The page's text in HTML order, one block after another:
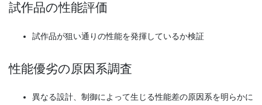
試作品の性能評価
試作品が狙い通りの性能を発揮しているか検証
性能優劣の原因系調査
異なる設計、制御によって生じる性能差の原因系を明らかに